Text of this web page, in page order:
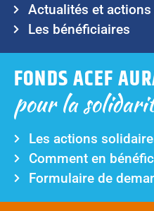
Actualités et actions
Les bénéficiaires
FONDS ACEF
pour la
Les actions
Comment en
Formulaire de